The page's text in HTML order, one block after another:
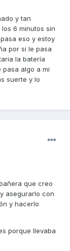
y tan
6 minutos sin
eso y estoy
por si le pasa
la batería
pasa algo a mi
suerte y lo
que creo
asegurarlo con
y hacerlo
porque llevaba